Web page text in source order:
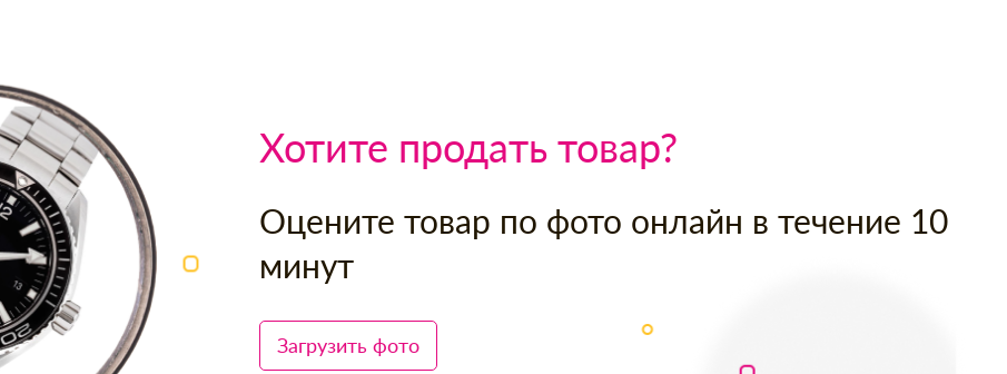
Хотите продать товар?
Оцените товар по фото онлайн в течение 10
минут
Загрузить фото